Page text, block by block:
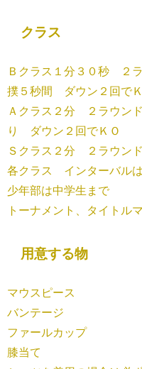
クラス
Ｂクラス１分３０秒 ２
撲５秒間 ダウン２回で
Ａクラス２分 ２ラウン
り ダウン２回でＫＯ
Ｓクラス２分 ２ラウン
各クラス インターバル
少年部は中学生まで
トーナメント、タイトル
用意する物
マウスピース
バンテージ
ファールカップ
膝当て